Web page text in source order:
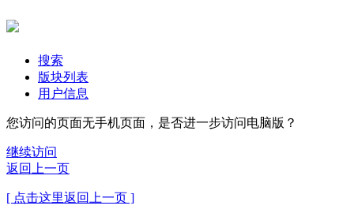
搜索
版块列表
用户信息
您访问的页面无手机页面，是否进一步访问电脑版？
继续访问
返回上一页
[ 点击这里返回上一页 ]